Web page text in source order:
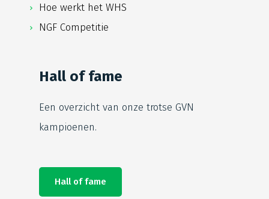
Hoe werkt het WHS
NGF Competitie
Hall of fame
Een overzicht van onze trotse GVN
kampioenen.
Hall of fame